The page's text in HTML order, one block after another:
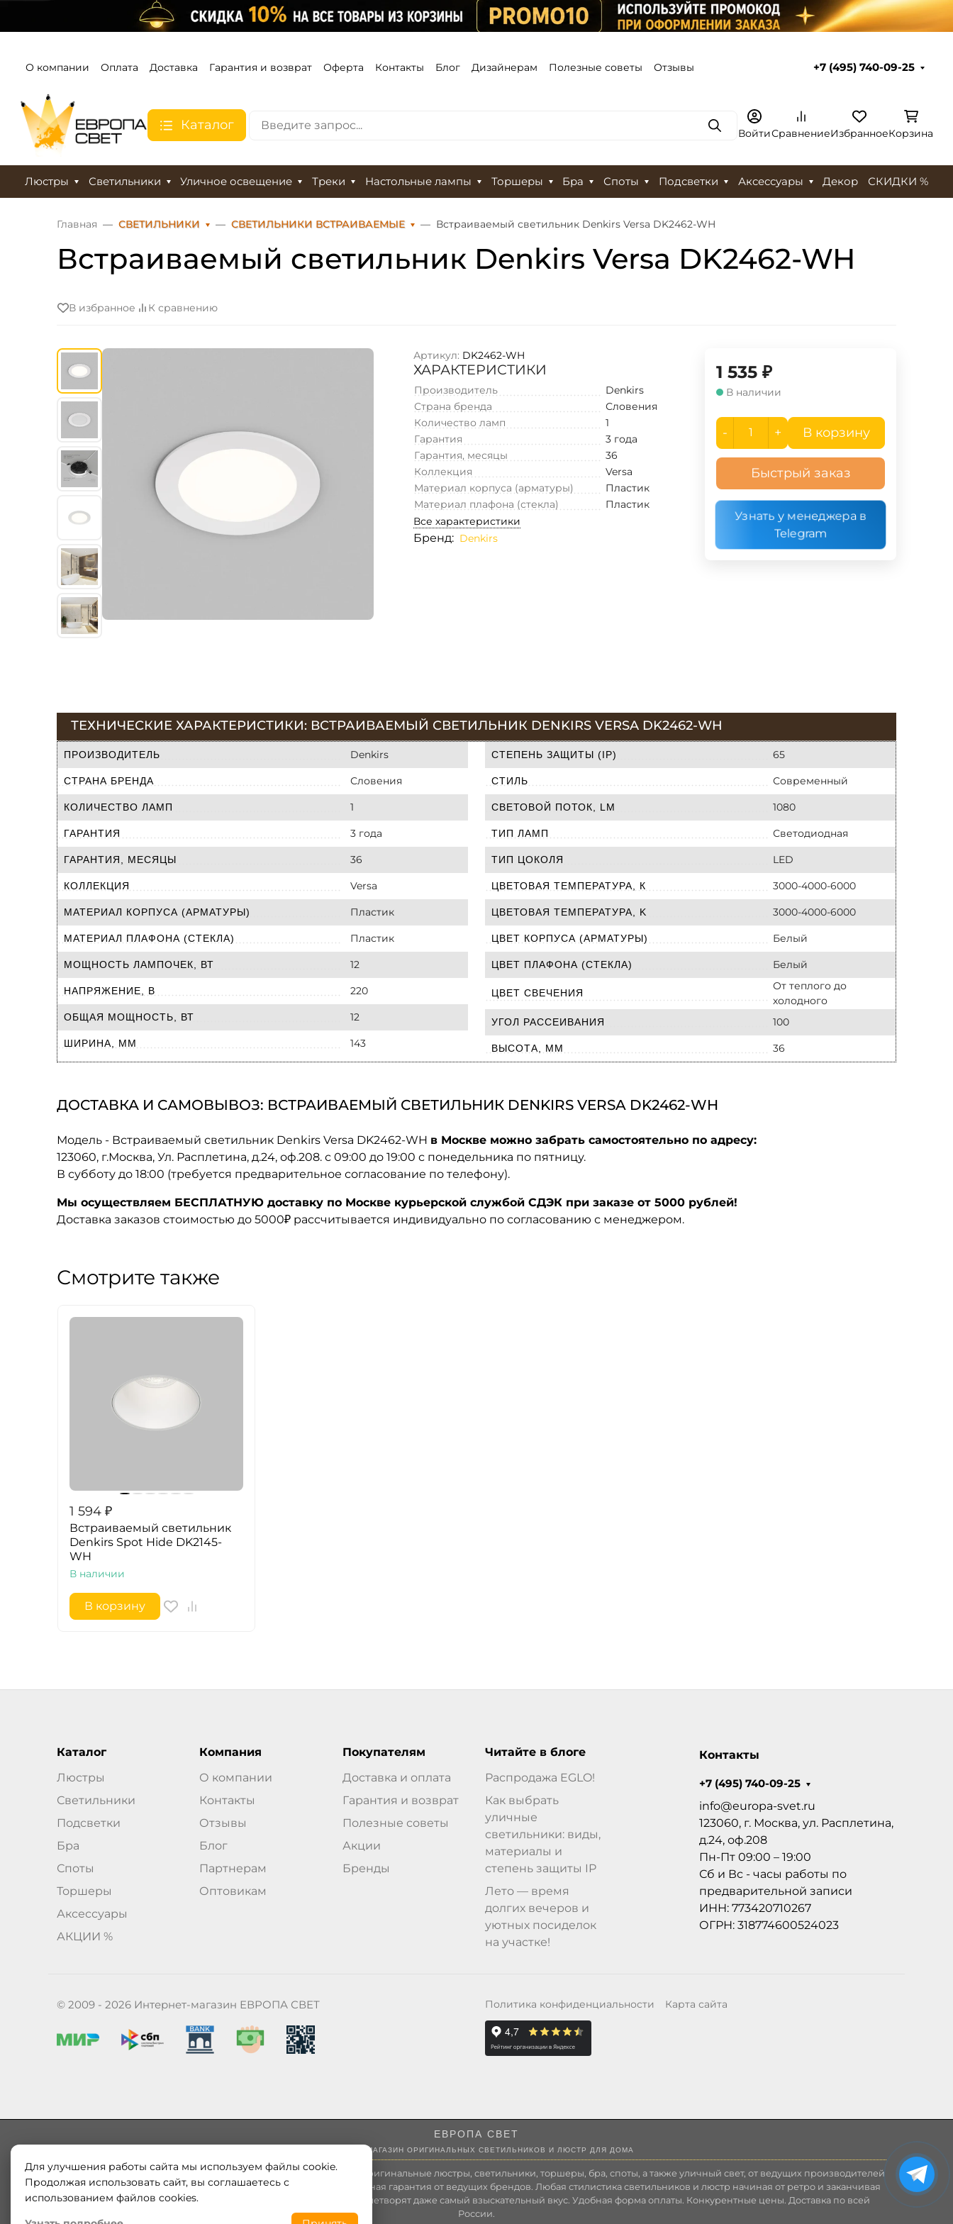
О компании Оплата Доставка Гарантия и возврат Оферта Контакты Блог Дизайнерам Полезные советы Отзывы +7 (495) 740-09-25
Каталог ПоискВойтиСравнениеИзбранноеКорзина
Люстры Светильники Уличное освещение Треки Настольные лампы Торшеры Бра Споты Подсветки Аксессуары Декор СКИДКИ %
Главная СВЕТИЛЬНИКИ СВЕТИЛЬНИКИ ВСТРАИВАЕМЫЕ Встраиваемый светильник Denkirs Versa DK2462-WH
Встраиваемый светильник Denkirs Versa DK2462-WH
В избранное К сравнению
Артикул: DK2462-WH
ХАРАКТЕРИСТИКИ
Производитель
Denkirs
Страна бренда
Словения
Количество ламп
1
Гарантия
3 года
Гарантия, месяцы
36
Коллекция
Versa
Материал корпуса (арматуры)
Пластик
Материал плафона (стекла)
Пластик
Все характеристики
Бренд: Denkirs
1 535 ₽
В наличии
- + В корзину
Быстрый заказ
Узнать у менеджера в
Telegram
ТЕХНИЧЕСКИЕ ХАРАКТЕРИСТИКИ: ВСТРАИВАЕМЫЙ СВЕТИЛЬНИК DENKIRS VERSA DK2462-WH
ПРОИЗВОДИТЕЛЬ Denkirs
СТРАНА БРЕНДА Словения
КОЛИЧЕСТВО ЛАМП 1
ГАРАНТИЯ 3 года
ГАРАНТИЯ, МЕСЯЦЫ 36
КОЛЛЕКЦИЯ Versa
МАТЕРИАЛ КОРПУСА (АРМАТУРЫ) Пластик
МАТЕРИАЛ ПЛАФОНА (СТЕКЛА) Пластик
МОЩНОСТЬ ЛАМПОЧЕК, ВТ 12
НАПРЯЖЕНИЕ, В 220
ОБЩАЯ МОЩНОСТЬ, ВТ 12
ШИРИНА, ММ 143
СТЕПЕНЬ ЗАЩИТЫ (IP) 65
СТИЛЬ Современный
СВЕТОВОЙ ПОТОК, LM 1080
ТИП ЛАМП Светодиодная
ТИП ЦОКОЛЯ LED
ЦВЕТОВАЯ ТЕМПЕРАТУРА, К 3000-4000-6000
ЦВЕТОВАЯ ТЕМПЕРАТУРА, K 3000-4000-6000
ЦВЕТ КОРПУСА (АРМАТУРЫ) Белый
ЦВЕТ ПЛАФОНА (СТЕКЛА) Белый
ЦВЕТ СВЕЧЕНИЯ
От теплого до
холодного
УГОЛ РАССЕИВАНИЯ 100
ВЫСОТА, ММ 36
ДОСТАВКА И САМОВЫВОЗ: ВСТРАИВАЕМЫЙ СВЕТИЛЬНИК DENKIRS VERSA DK2462-WH
Модель - Встраиваемый светильник Denkirs Versa DK2462-WH в Москве можно забрать самостоятельно по адресу:
123060, г.Москва, Ул. Расплетина, д.24, оф.208. с 09:00 до 19:00 с понедельника по пятницу.
В субботу до 18:00 (требуется предварительное согласование по телефону).
Мы осуществляем БЕСПЛАТНУЮ доставку по Москве курьерской службой СДЭК при заказе от 5000 рублей!
Доставка заказов стоимостью до 5000₽ рассчитывается индивидуально по согласованию с менеджером.
Смотрите также
1 594 ₽
Встраиваемый светильник
Denkirs Spot Hide DK2145-
WH
В наличии
В корзину
Каталог
Люстры
Светильники
Подсветки
Бра
Споты
Торшеры
Аксессуары
АКЦИИ %
Компания
О компании
Контакты
Отзывы
Блог
Партнерам
Оптовикам
Покупателям
Доставка и оплата
Гарантия и возврат
Полезные советы
Акции
Бренды
Читайте в блоге
Распродажа EGLO!
Как выбрать
уличные
светильники: виды,
материалы и
степень защиты IP
Лето — время
долгих вечеров и
уютных посиделок
на участке!
Контакты
+7 (495) 740-09-25
info@europa-svet.ru
123060, г. Москва, ул. Расплетина,
д.24, оф.208
Пн-Пт 09:00 – 19:00
Сб и Вс - часы работы по
предварительной записи
ИНН: 773420710267
ОГРН: 318774600524023
© 2009 - 2026 Интернет-магазин ЕВРОПА СВЕТ Политика конфиденциальности Карта сайта
ЕВРОПА СВЕТ
ИНТЕРНЕТ-МАГАЗИН ОРИГИНАЛЬНЫХ СВЕТИЛЬНИКОВ И ЛЮСТР ДЛЯ ДОМА
Наш магазин «ЕВРОПА СВЕТ» поставляет и продает в России оригинальные люстры, светильники, торшеры, бра, споты, а также уличный свет, от ведущих производителей
Европы и России. Только оригинальная продукция. Полноценная гарантия от ведущих брендов. Любая стилистика светильников и люстр начиная от ретро и заканчивая
модерн от интернет-магазина europa-svet.ru позволит удовлетворят даже самый взыскательный вкус. Удобная форма оплаты. Конкурентные цены. Доставка по всей
России.
Для улучшения работы сайта мы используем файлы cookie.
Продолжая использовать сайт, вы соглашаетесь с
использованием файлов cookies.